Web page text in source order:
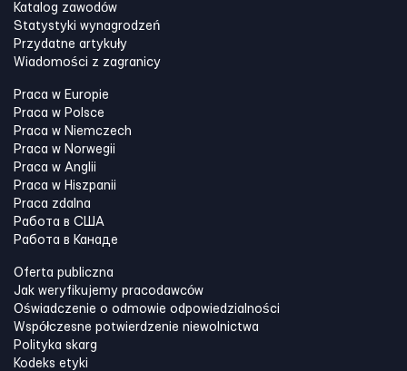
Katalog zawodów
Statystyki wynagrodzeń
Przydatne artykuły
Wiadomości z zagranicy
Praca w Europie
Praca w Polsce
Praca w Niemczech
Praca w Norwegii
Praca w Anglii
Praca w Hiszpanii
Praca zdalna
Работа в США
Работа в Канадe
Oferta publiczna
Jak weryfikujemy pracodawców
Oświadczenie o odmowie odpowiedzialności
Współczesne potwierdzenie niewolnictwa
Polityka skarg
Kodeks etyki